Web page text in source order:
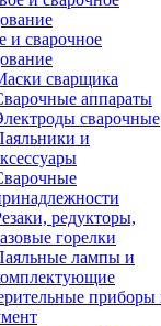
и сварочное
сварщика
аппараты
сварочные
и
редукторы,
горелки
лампы и